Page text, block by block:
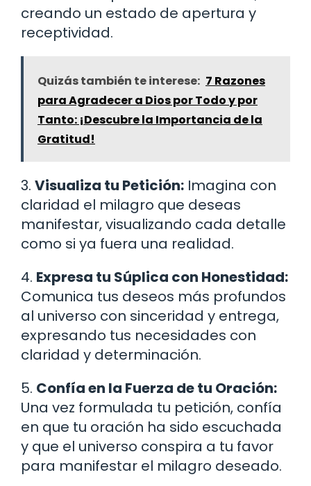
creando un estado de apertura y
receptividad.
Quizás también te interese: 7 Razones
para Agradecer a Dios por Todo y por
Tanto: ¡Descubre la Importancia de la
Gratitud!
3. Visualiza tu Petición: Imagina con
claridad el milagro que deseas
manifestar, visualizando cada detalle
como si ya fuera una realidad.
4. Expresa tu Súplica con Honestidad:
Comunica tus deseos más profundos
al universo con sinceridad y entrega,
expresando tus necesidades con
claridad y determinación.
5. Confía en la Fuerza de tu Oración:
Una vez formulada tu petición, confía
en que tu oración ha sido escuchada
y que el universo conspira a tu favor
para manifestar el milagro deseado.